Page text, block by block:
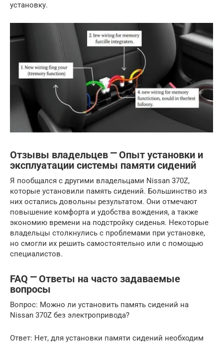
установку.
Отзывы владельцев ⎻ Опыт установки и
эксплуатации системы памяти сидений
Я пообщался с другими владельцами Nissan 370Z,
которые установили память сидений. Большинство из
них остались довольны результатом. Они отмечают
повышение комфорта и удобства вождения, а также
экономию времени на подстройку сиденья. Некоторые
владельцы столкнулись с проблемами при установке,
но смогли их решить самостоятельно или с помощью
специалистов.
FAQ ⎻ Ответы на часто задаваемые
вопросы
Вопрос: Можно ли установить память сидений на
Nissan 370Z без электропривода?
Ответ: Нет, для установки памяти сидений необходим